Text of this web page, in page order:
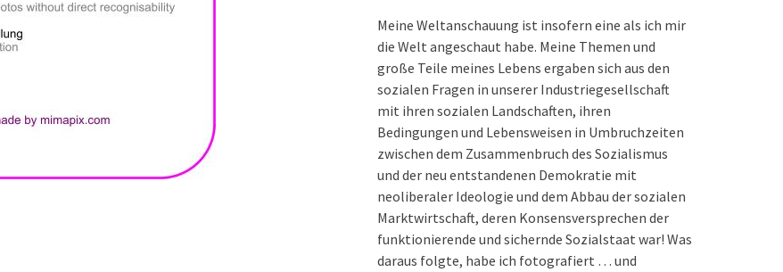
Meine Weltanschauung ist insofern eine als ich mir
die Welt angeschaut habe. Meine Themen und
große Teile meines Lebens ergaben sich aus den
sozialen Fragen in unserer Industriegesellschaft
mit ihren sozialen Landschaften, ihren
Bedingungen und Lebensweisen in Umbruchzeiten
zwischen dem Zusammenbruch des Sozialismus
und der neu entstandenen Demokratie mit
neoliberaler Ideologie und dem Abbau der sozialen
Marktwirtschaft, deren Konsensversprechen der
funktionierende und sichernde Sozialstaat war! Was
daraus folgte, habe ich fotografiert … und